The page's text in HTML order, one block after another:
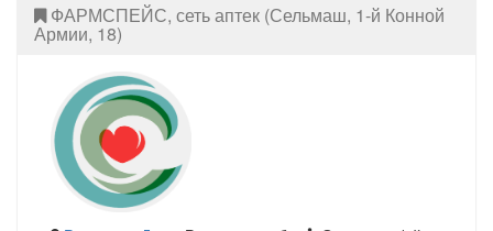
ФАРМСПЕЙС, сеть аптек (Сельмаш, 1-й Конной
Армии, 18)